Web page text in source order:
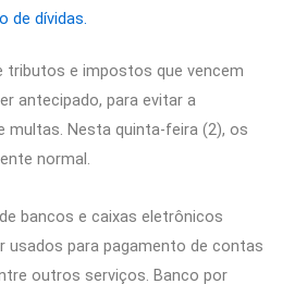
de dívidas.
tributos e impostos que vencem
antecipado, para evitar a
multas. Nesta quinta-feira (2), os
normal.
bancos e caixas eletrônicos
usados para pagamento de contas
outros serviços. Banco por